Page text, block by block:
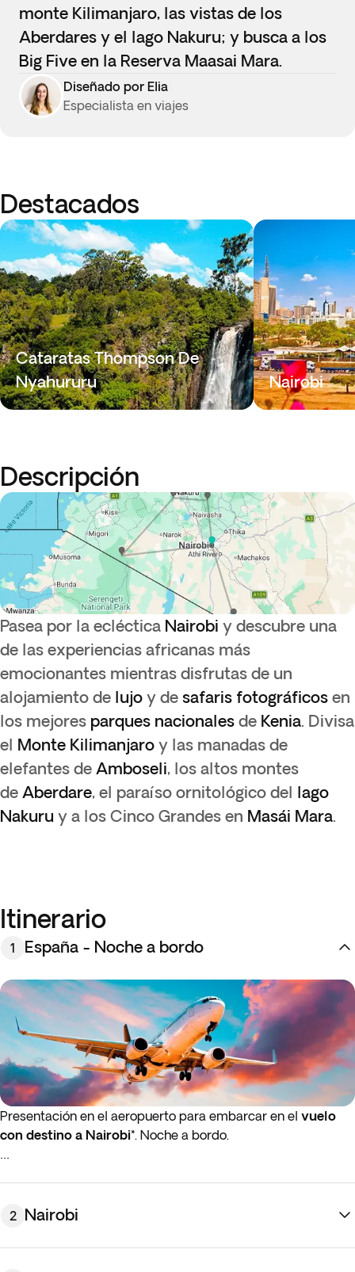
monte Kilimanjaro, las vistas de los
Aberdares y el lago Nakuru; y busca a los
Big Five en la Reserva Maasai Mara.
Diseñado por Elia
Especialista en viajes
Destacados
Cataratas Thompson De
Nyahururu
Nairobi
Descripción
Pasea por la ecléctica Nairobi y descubre una
de las experiencias africanas más
emocionantes mientras disfrutas de un
alojamiento de lujo y de safaris fotográficos en
los mejores parques nacionales de Kenia. Divisa
el Monte Kilimanjaro y las manadas de
elefantes de Amboseli, los altos montes
de Aberdare, el paraíso ornitológico del lago
Nakuru y a los Cinco Grandes en Masái Mara.
Itinerario
1 España - Noche a bordo
Presentación en el aeropuerto para embarcar en el vuelo
con destino a Nairobi*. Noche a bordo.
noche anterior al día de salida indicado.
2 Nairobi